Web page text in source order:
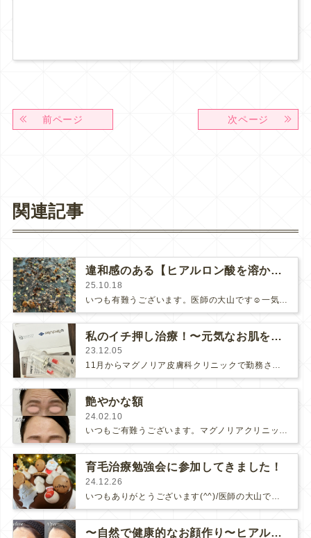
前ページ 次ページ
関連記事
違和感のある【ヒアルロン酸を溶かす勇気】
25.10.18
私のイチ押し治療！〜元気なお肌を育ててくれるプロファイロ〜
23.12.05
11月からマグノリア皮膚科クリニックで勤務させて頂いております、医師の大山です☺️私は元々美肌治療が大好きで、話題の治療や新しく良…
艶やかな額
24.02.10
いつもご有難うございます。マグノリアクリニックに勤務してから3ヶ月が経ちました！私は主に月曜日、木曜日を主に担当しております😊…
育毛治療勉強会に参加してきました！
24.12.26
〜自然で健康的なお顔作り〜ヒアルロン酸